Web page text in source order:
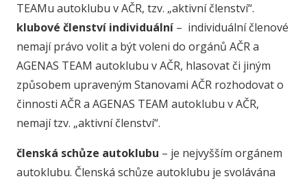
TEAMu autoklubu v AČR, tzv. „aktivní členství“.
klubové členství individuální – individuální členové
nemají právo volit a být voleni do orgánů AČR a
AGENAS TEAM autoklubu v AČR, hlasovat či jiným
způsobem upraveným Stanovami AČR rozhodovat o
činnosti AČR a AGENAS TEAM autoklubu v AČR,
nemají tzv. „aktivní členství“.
členská schůze autoklubu – je nejvyšším orgánem
autoklubu. Členská schůze autoklubu je svolávána